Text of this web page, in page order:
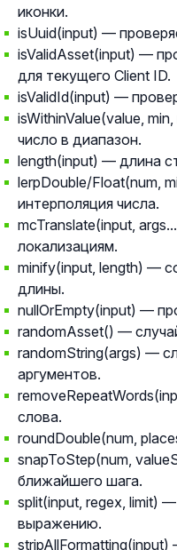
иконки.
isUuid(input) —
isValidAsset(input) —
для текущего Client ID.
isValidId(input) —
isWithinValue(value,
число в диапазон.
length(input) — длина
lerpDouble/Float(num,
интерполяция числа.
mcTranslate(input,
локализациям.
minify(input, length) —
длины.
nullOrEmpty(input) —
randomAsset() —
randomString(args) —
аргументов.
слова.
roundDouble(num,
snapToStep(num,
ближайшего шага.
split(input, regex, limit)
выражению.